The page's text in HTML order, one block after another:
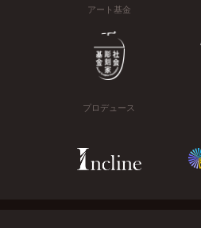
アート基金
プロデュース